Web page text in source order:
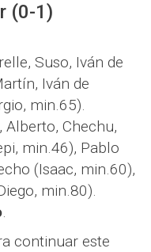
(0-1)
Suso, Iván de
Iván de
min.65).
Alberto, Chechu,
min.46), Pablo
(Isaac, min.60),
min.80).
.
continuar este